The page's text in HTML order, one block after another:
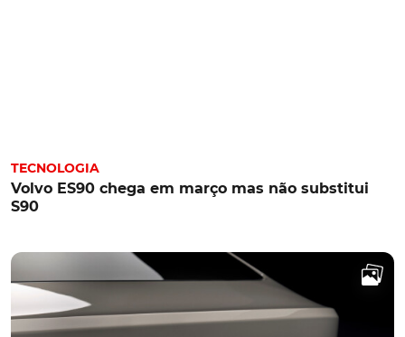
TECNOLOGIA
Volvo ES90 chega em março mas não substitui
S90